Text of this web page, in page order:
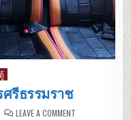
รีธรรมราช
LEAVE A COMMENTON